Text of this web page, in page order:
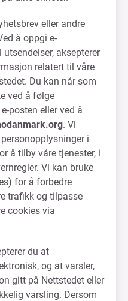
eller andre
å oppgi e-
aksepterer
relatert til våre
Du kan når som
ved å følge
posten eller ved å
. Vi
i
å tilby våre tjenester, i
Vi kan bruke
for å forbedre
trafikk og tilpasse
cookies via
du at
og at varsler,
gitt på Nettstedet eller
varsling. Dersom